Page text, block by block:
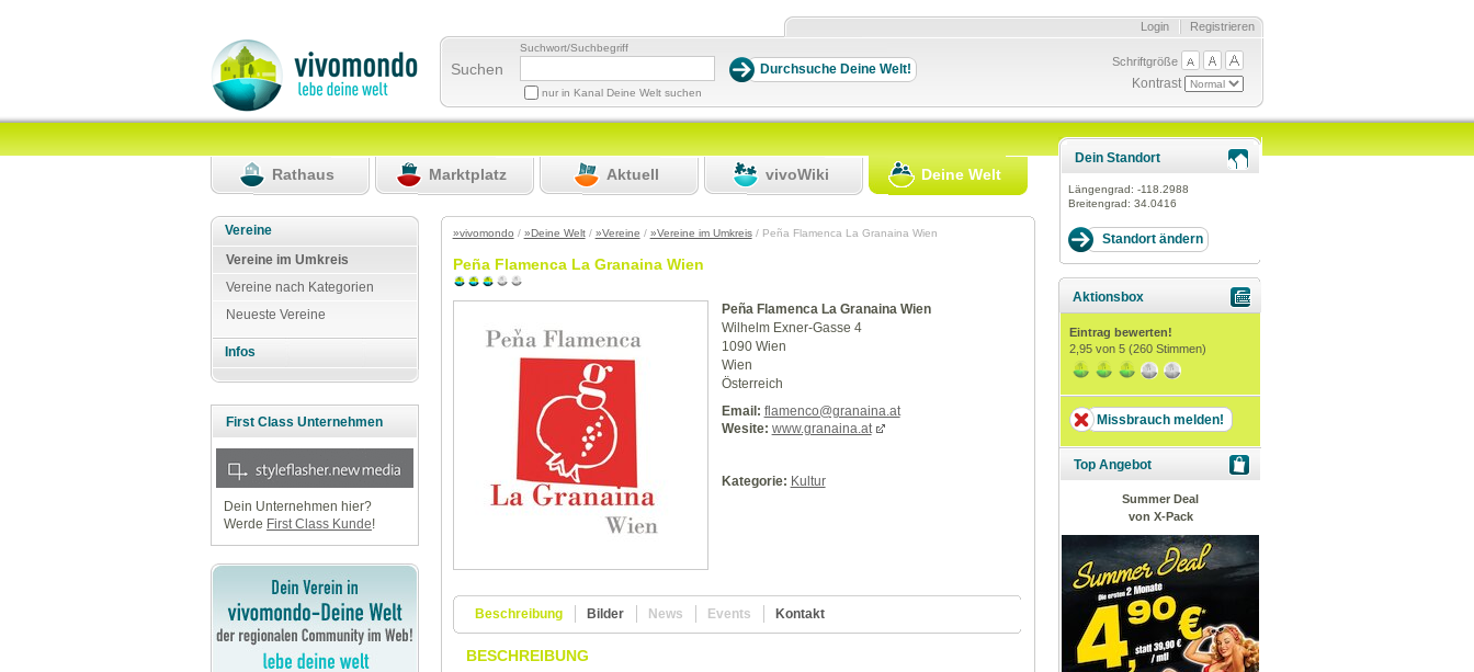
Registrieren
Login
Suchen
Suchwort/Suchbegriff
nur in Kanal Deine Welt suchen
Schriftgröße
Kontrast
Rathaus Marktplatz Aktuell vivoWiki Deine Welt
Vereine
Vereine im Umkreis
Vereine nach Kategorien
Neueste Vereine
Infos
First Class Unternehmen
Dein Unternehmen hier?
Werde First Class Kunde!
»vivomondo / »Deine Welt/ »Vereine / »Vereine im Umkreis/ Peña Flamenca La Granaina Wien
Peña Flamenca La Granaina Wien
Peña Flamenca La Granaina Wien
Wilhelm Exner-Gasse 4
1090 Wien
Wien
Österreich
Email: flamenco@granaina.at
Wesite: www.granaina.at
Kategorie: Kultur
Beschreibung Bilder News Events Kontakt
BESCHREIBUNG
Dein Standort
Längengrad: -118.2988
Breitengrad: 34.0416
Aktionsbox
Eintrag bewerten!
2,95 von 5 (260 Stimmen)
Missbrauch melden!
Top Angebot
Summer Deal
von X-Pack